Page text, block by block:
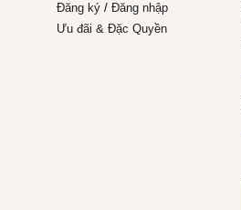
Đăng ký/ Đăng nhập
Ưu đãi & Đặc Quyền